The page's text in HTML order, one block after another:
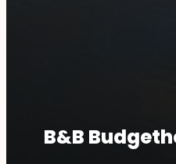
B&B